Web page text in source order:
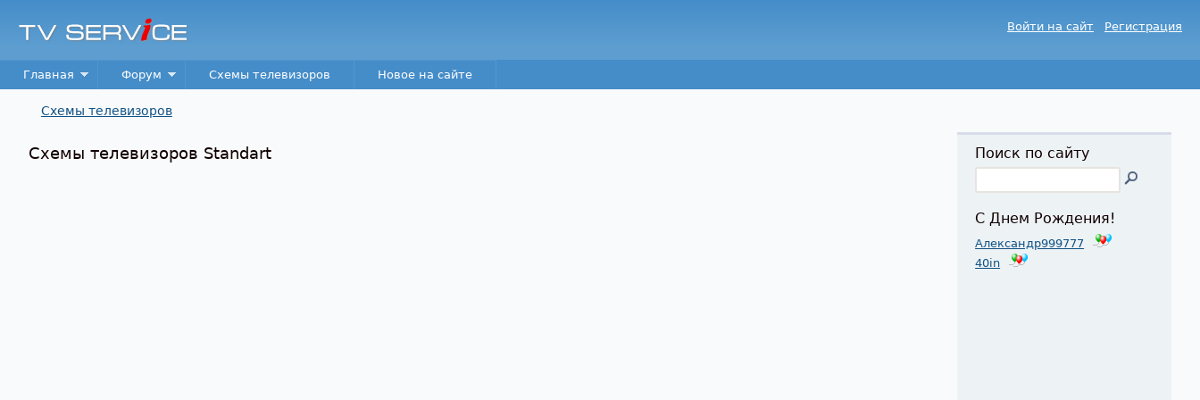
TV
Service
Войти на сайт Регистрация
Main menu
Главная Форум Схемы телевизоров Новое на сайте
Схемы телевизоров
Схемы телевизоров Standart Поиск по сайту
С Днем Рождения!
Александр999777
40in